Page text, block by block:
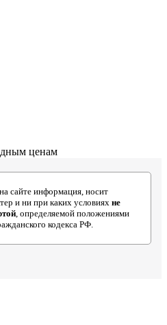
ценам
сайте информация, носит
и ни при каких условиях не
, определяемой положениями
кодекса РФ.